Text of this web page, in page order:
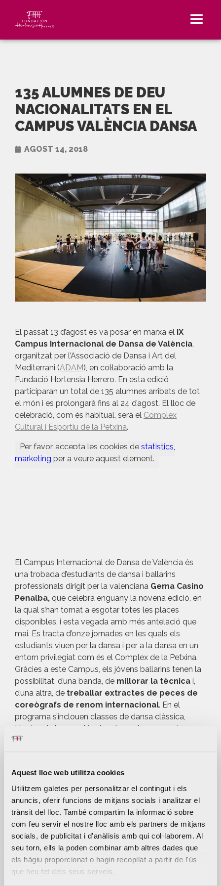
Aquest lloc web utilitza cookies
Utilitzem galetes per personalitzar el contingut i els
anuncis, oferir funcions de mitjans socials i analitzar el
trànsit del lloc. També compartim la informació sobre
com feu servir el nostre lloc amb els partners de mitjans
socials, de publicitat i d'anàlisis amb qui col·laborem. Al
seu torn, ells la poden combinar amb altres dades que
els hàgiu proporcionat o hagin recopilat a partir de l'ús
que heu fet dels seus serveis.
135 ALUMNES DE DEU
NACIONALITATS EN EL
CAMPUS VALÈNCIA DANSA
AGOST 14, 2018
El passat 13 d’agost es va posar en marxa el IX
Campus Internacional de Dansa de València,
organitzat per l’Associació de Dansa i Art del
Mediterrani (ADAM), en col·laboració amb la
Fundació Hortensia Herrero. En esta edició
participaran un total de 135 alumnes arribats de tot
el món i es prolongarà fins al 24 d’agost. El lloc de
celebració, com és habitual, serà el Complex
Cultural i Esportiu de la Petxina.
Per favor, accepta les cookies de statistics,
marketing per a veure aquest element.
El Campus Internacional de Dansa de València és
una trobada d’estudiants de dansa i ballarins
professionals dirigit per la valenciana Gema Casino
Penalba, que celebra enguany la novena edició, en
la qual s’han tornat a esgotar totes les places
disponibles, i esta vegada amb més antelació que
mai. Es tracta d’onze jornades en les quals els
estudiants viuen per la dansa i per a la dansa en un
entorn privilegiat com és el Complex de la Petxina.
Gràcies a este Campus, els jóvens ballarins tenen la
possibilitat, d’una banda, de millorar la tècnica i,
d’una altra, de treballar extractes de peces de
coreògrafs de renom internacional. En el
programa s’inclouen classes de dansa clàssica,
tècnica de barons, tècnica de puntes, pas a dos,
repertori clàssic i diferents tallers de prestigiosos